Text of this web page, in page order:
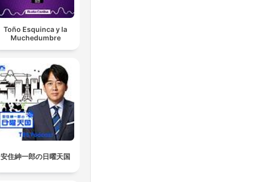
Toño Esquinca y la
Muchedumbre
安住紳一郎の日曜天国